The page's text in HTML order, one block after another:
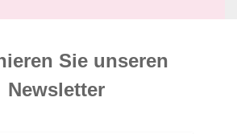
Sie unseren
News­letter